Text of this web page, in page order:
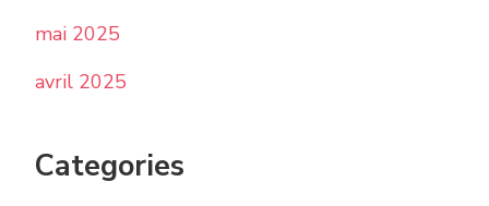
mai 2025
avril 2025
Categories